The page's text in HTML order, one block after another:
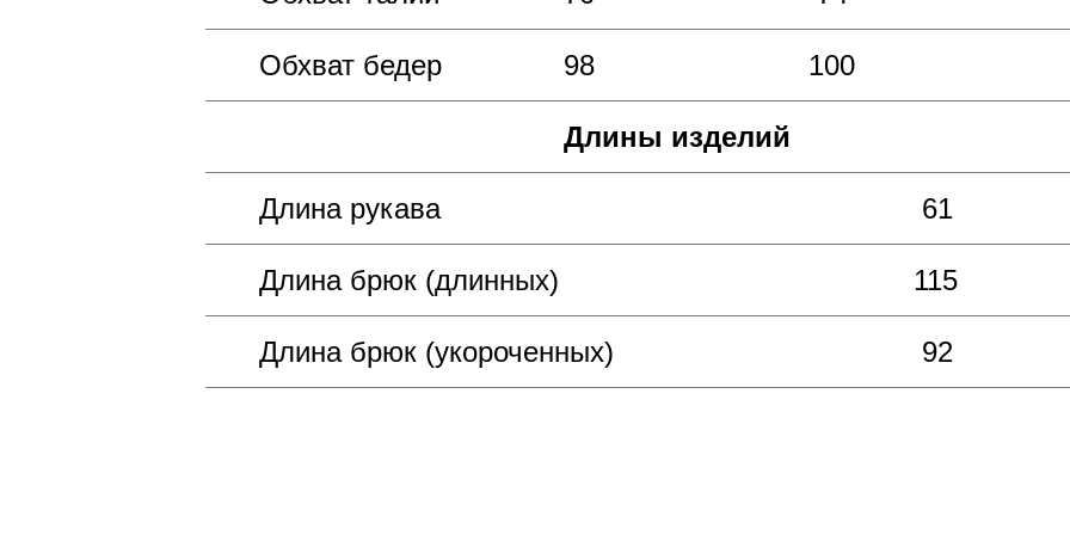
Длина брюк (укороченных) 92
Длина брюк (длинных) 115
Длина рукава 61
Длины изделий
98 100
Обхват бедер